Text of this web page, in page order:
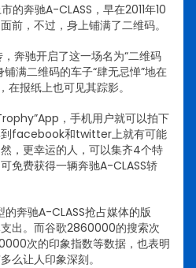
的奔驰A-CLASS，早在2011年10
前，不过，身上铺满了二维码。
奔驰开启了这一场名为“二维码
满二维码的车子“肆无忌惮”地在
在报纸上也可见其踪影。
，手机用户就可以拍下
到facebook和twitter上就有可能
，更幸运的人，可以集齐4个特
免费获得一辆奔驰A-CLASS轿
奔驰A-CLASS抢占媒体的版
出。而谷歌2860000的搜索次
次的印象指数等数据，也表明
么让人印象深刻。